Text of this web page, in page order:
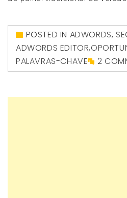
POSTED IN ADWORDS,
ADWORDS EDITOR,
PALAVRAS-CHAVE
2